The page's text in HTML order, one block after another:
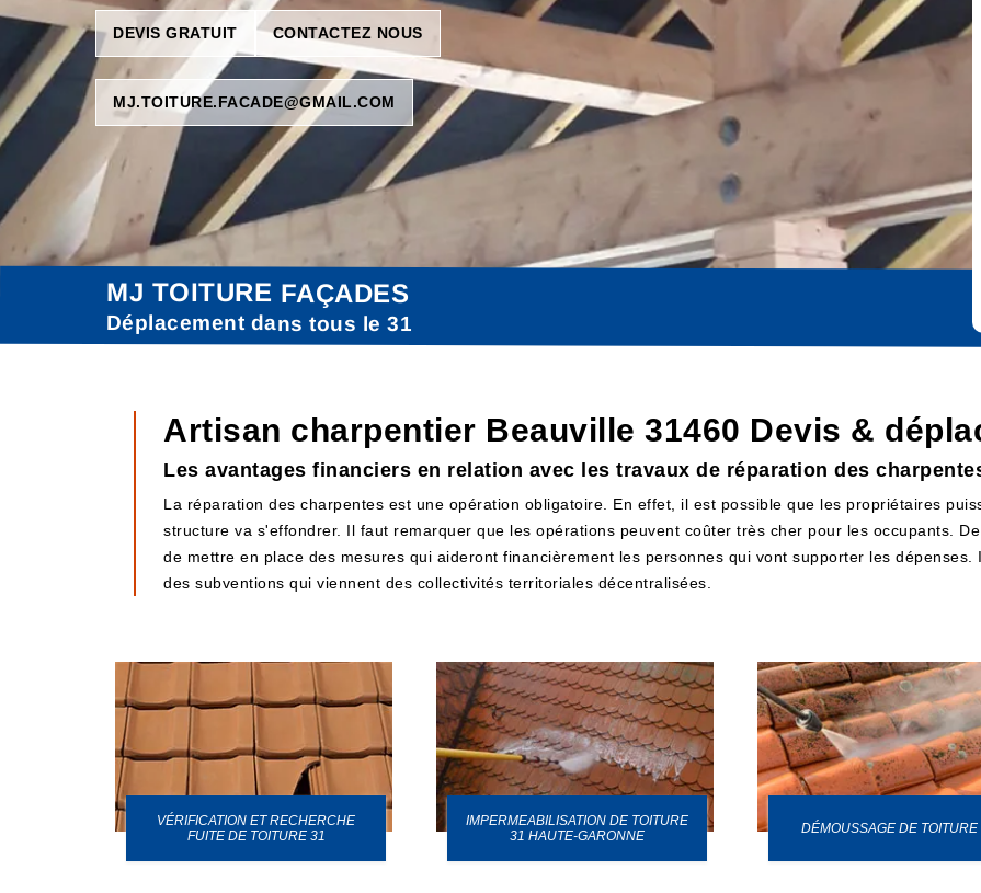
DEVIS GRATUIT CONTACTEZ NOUS
MJ.TOITURE.FACADE@GMAIL.COM
MJ TOITURE FAÇADES
Déplacement dans tous le 31
Artisan charpentier Beauville 31460 Devis &
Les avantages financiers en relation avec les travaux de réparation des
La réparation des charpentes est une opération obligatoire. En effet, il est possible que les propriétaires
structure va s'effondrer. Il faut remarquer que les opérations peuvent coûter très cher pour les occupants.
de mettre en place des mesures qui aideront financièrement les personnes qui vont supporter les
des subventions qui viennent des collectivités territoriales décentralisées.
VÉRIFICATION ET RECHERCHE
FUITE DE TOITURE 31
IMPERMEABILISATION DE TOITURE
31 HAUTE-GARONNE
DÉMOUSSAGE DE TOITURE